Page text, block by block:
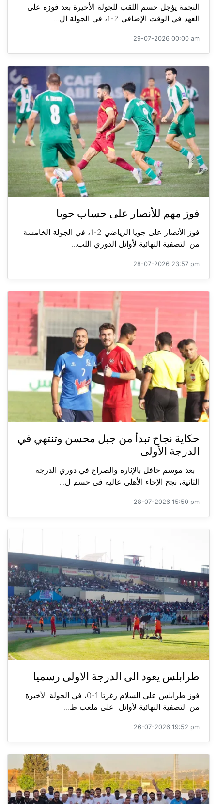
النجمة يؤجل حسم اللقب للجولة الأخيرة بعد فوزه على
العهد في الوقت الإضافي 2-1، في الجولة ال...
29-07-2026 00:00 am
فوز مهم للأنصار على حساب جويا
فوز الأنصار على جويا الرياضي 2-1، في الجولة الخامسة
من التصفية النهائية لأوائل الدوري اللب...
28-07-2026 23:57 pm
حكاية نجاح تبدأ من جبل محسن وتنتهي في
الدرجة الأولى
بعد موسم حافل بالإثارة والصراع في دوري الدرجة
الثانية، نجح الإخاء الأهلي عاليه في حسم ل...
28-07-2026 15:50 pm
طرابلس يعود الى الدرجة الاولى رسميا
فوز طرابلس على السلام زغرتا 1-0، في الجولة الأخيرة
من التصفية النهائية لأوائل على ملعب ط...
26-07-2026 19:52 pm